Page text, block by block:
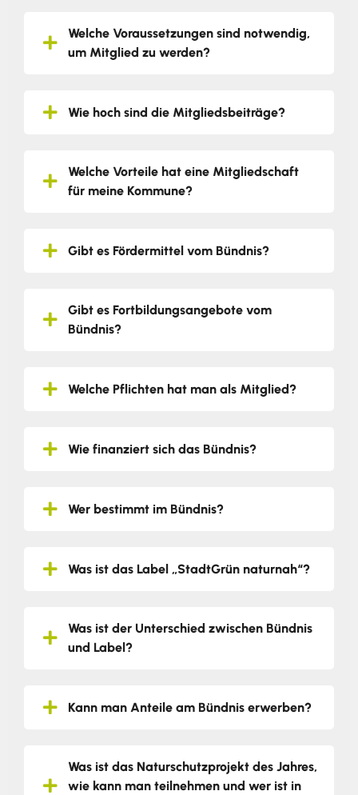
Welche Voraussetzungen sind notwendig,
um Mitglied zu werden?
Wie hoch sind die Mitgliedsbeiträge?
Welche Vorteile hat eine Mitgliedschaft
für meine Kommune?
Gibt es Fördermittel vom Bündnis?
Gibt es Fortbildungsangebote vom
Bündnis?
Welche Pflichten hat man als Mitglied?
Wie finanziert sich das Bündnis?
Wer bestimmt im Bündnis?
Was ist das Label „StadtGrün naturnah“?
Was ist der Unterschied zwischen Bündnis
und Label?
Kann man Anteile am Bündnis erwerben?
Was ist das Naturschutzprojekt des Jahres,
wie kann man teilnehmen und wer ist in